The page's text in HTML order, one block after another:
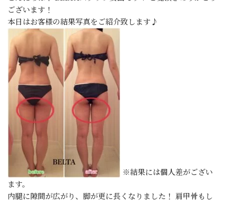
ございます！
本日はお客様の結果写真をご紹介致します♪
※結果には個人差がござい
ます。
内腿に隙間が広がり、脚が更に長くなりました！ 肩甲骨もし